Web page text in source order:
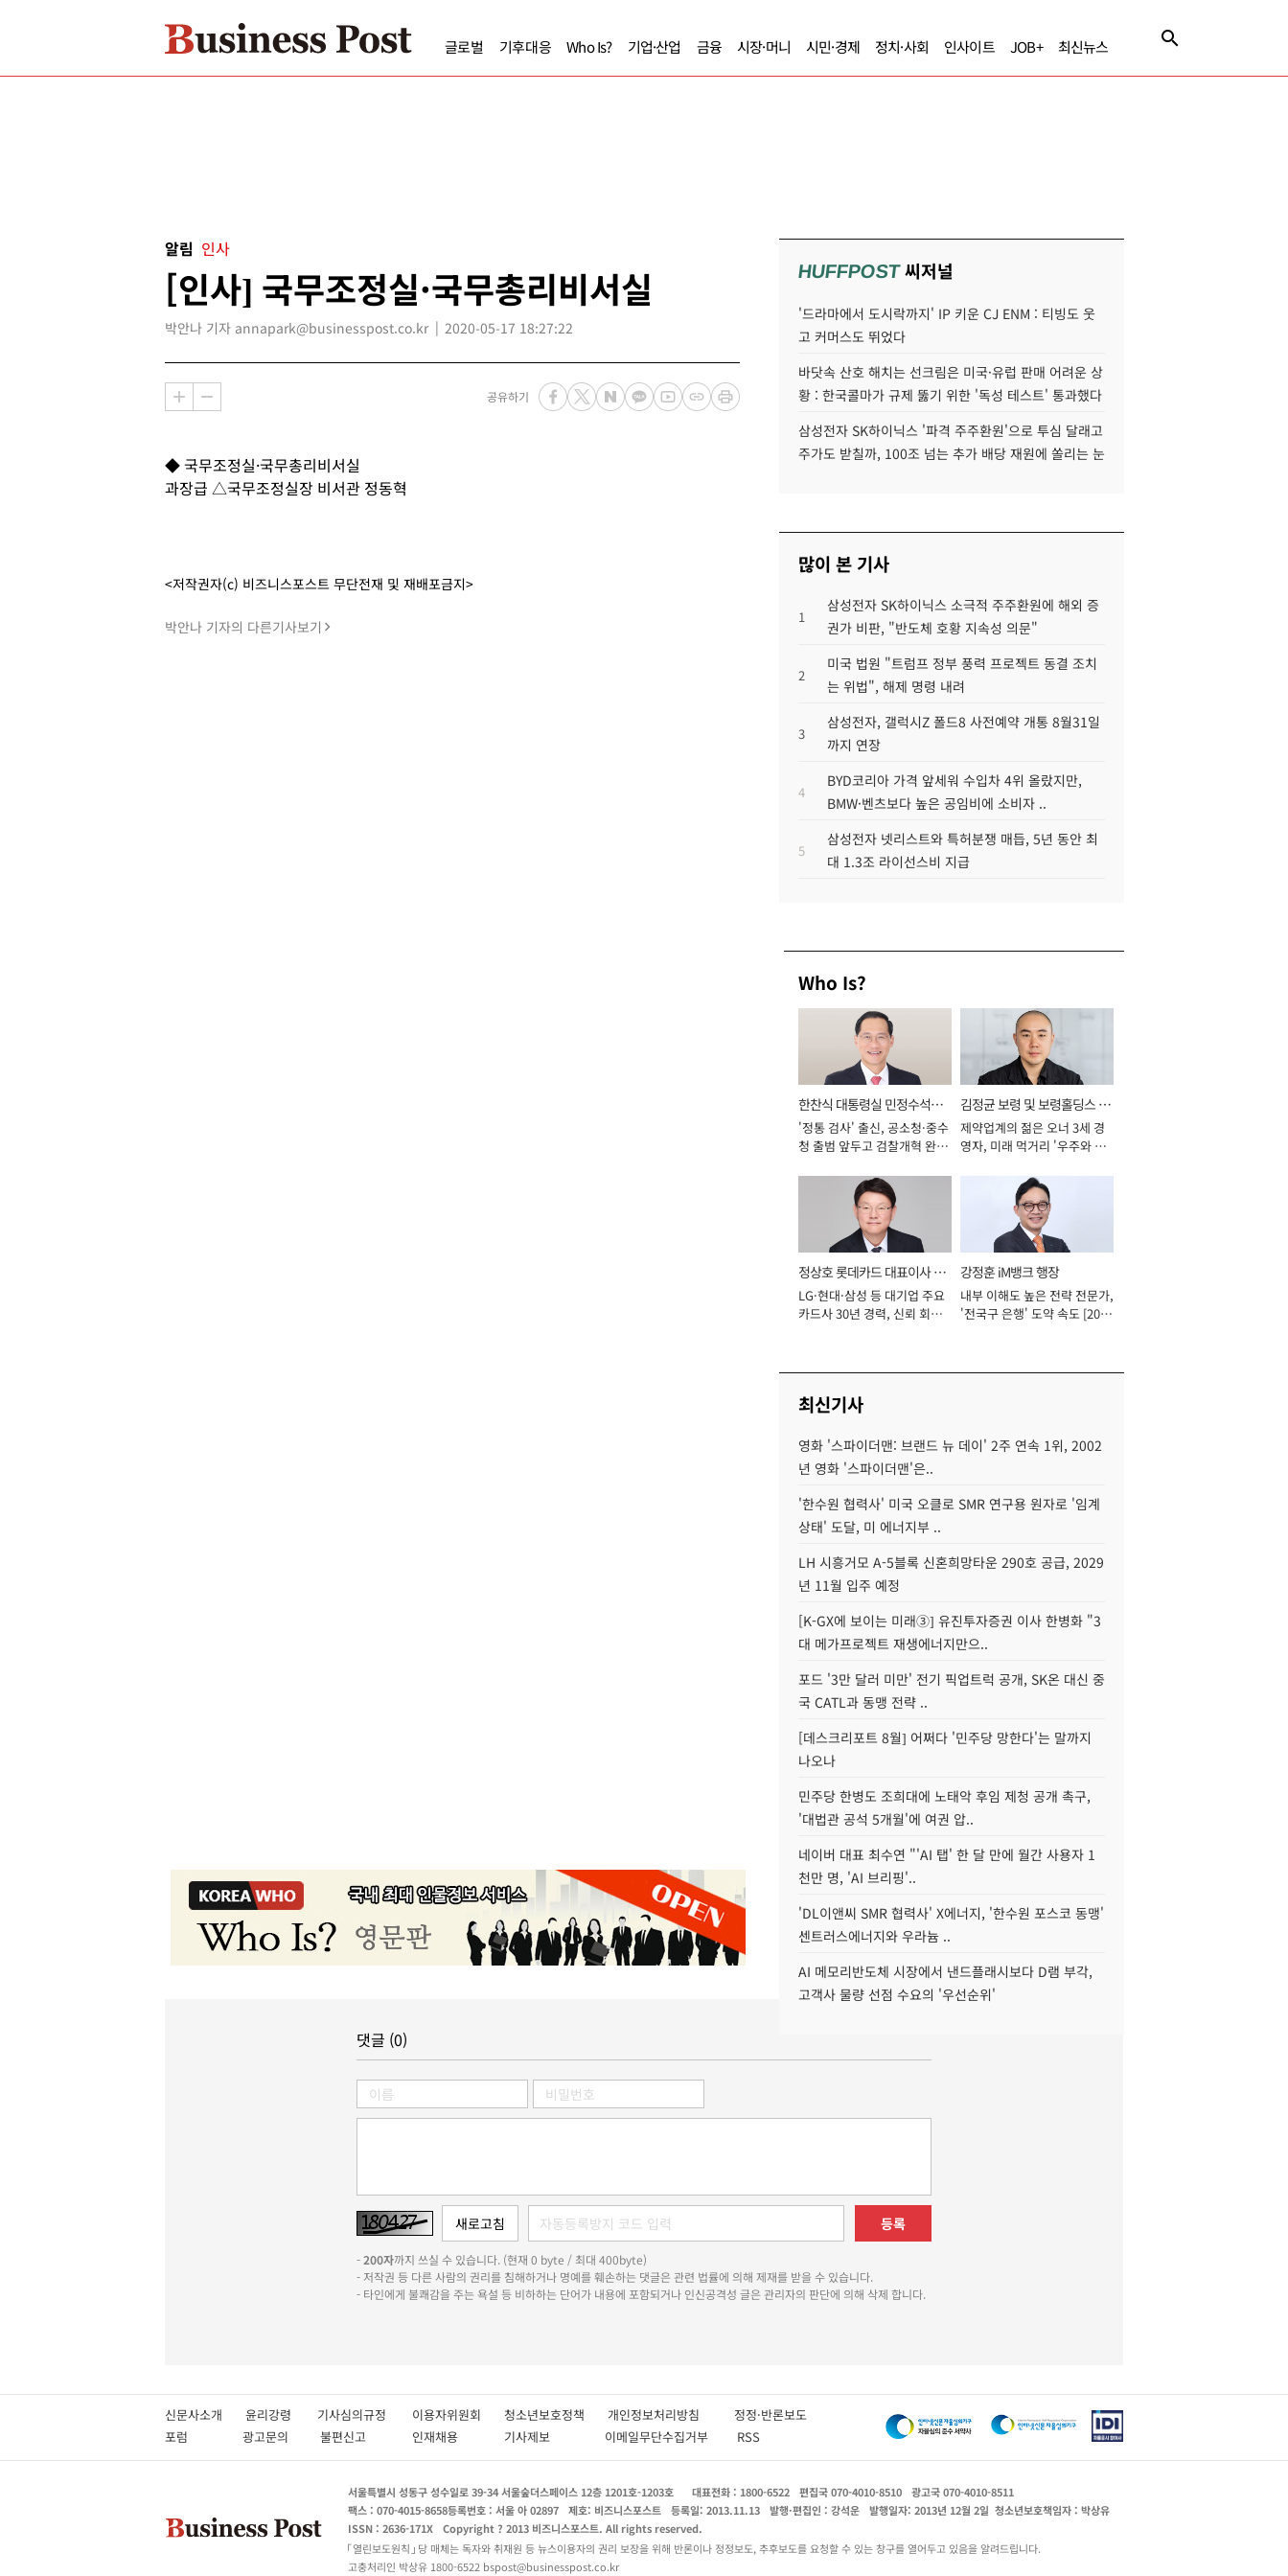
글로벌 기후대응 Who Is? 기업·산업 금융 시장·머니 시민·경제 정치·사회 인사이트 JOB+ 최신뉴스
알림 인사
[인사] 국무조정실·국무총리비서실
박안나 기자 annapark@businesspost.co.kr 2020-05-17 18:27:22
공유하기
◆ 국무조정실·국무총리비서실
과장급 △국무조정실장 비서관 정동혁
<저작권자(c) 비즈니스포스트 무단전재 및 재배포금지>
박안나 기자의 다른기사보기
HUFFPOST씨저널
'드라마에서 도시락까지' IP 키운 CJ ENM : 티빙도 웃
고 커머스도 뛰었다
바닷속 산호 해치는 선크림은 미국·유럽 판매 어려운 상
황 : 한국콜마가 규제 뚫기 위한 '독성 테스트' 통과했다
삼성전자 SK하이닉스 '파격 주주환원'으로 투심 달래고
주가도 받칠까, 100조 넘는 추가 배당 재원에 쏠리는 눈
많이 본 기사
1
삼성전자 SK하이닉스 소극적 주주환원에 해외 증
권가 비판, "반도체 호황 지속성 의문"
2
미국 법원 "트럼프 정부 풍력 프로젝트 동결 조치
는 위법", 해제 명령 내려
3
삼성전자, 갤럭시Z 폴드8 사전예약 개통 8월31일
까지 연장
4
BYD코리아 가격 앞세워 수입차 4위 올랐지만,
BMW·벤츠보다 높은 공임비에 소비자 ..
5
삼성전자 넷리스트와 특허분쟁 매듭, 5년 동안 최
대 1.3조 라이선스비 지급
Who Is?
한찬식 대통령실 민정수석비
서관
'정통 검사' 출신, 공소청·중수
청 출범 앞두고 검찰개혁 완수
김정균 보령 및 보령홀딩스 대
표이사 사장
제약업계의 젊은 오너 3세 경
영자, 미래 먹거리 '우주와 헬
정상호 롯데카드 대표이사 사
장
LG·현대·삼성 등 대기업 주요
카드사 30년 경력, 신뢰 회복
강정훈 iM뱅크 행장
내부 이해도 높은 전략 전문가,
'전국구 은행' 도약 속도 [2026
최신기사
영화 '스파이더맨: 브랜드 뉴 데이' 2주 연속 1위, 2002
년 영화 '스파이더맨'은..
'한수원 협력사' 미국 오클로 SMR 연구용 원자로 '임계
상태' 도달, 미 에너지부 ..
LH 시흥거모 A-5블록 신혼희망타운 290호 공급, 2029
년 11월 입주 예정
[K-GX에 보이는 미래③] 유진투자증권 이사 한병화 "3
대 메가프로젝트 재생에너지만으..
포드 '3만 달러 미만' 전기 픽업트럭 공개, SK온 대신 중
국 CATL과 동맹 전략 ..
[데스크리포트 8월] 어쩌다 '민주당 망한다'는 말까지
나오나
민주당 한병도 조희대에 노태악 후임 제청 공개 촉구,
'대법관 공석 5개월'에 여권 압..
네이버 대표 최수연 "'AI 탭' 한 달 만에 월간 사용자 1
천만 명, 'AI 브리핑'..
'DL이앤씨 SMR 협력사' X에너지, '한수원 포스코 동맹'
센트러스에너지와 우라늄 ..
AI 메모리반도체 시장에서 낸드플래시보다 D램 부각,
고객사 물량 선점 수요의 '우선순위'
댓글 (0)
등록
-200자까지 쓰실 수 있습니다. (현재 0 byte / 최대 400byte)
- 저작권 등 다른 사람의 권리를 침해하거나 명예를 훼손하는 댓글은 관련 법률에 의해 제재를 받을 수 있습니다.
- 타인에게 불쾌감을 주는 욕설 등 비하하는 단어가 내용에 포함되거나 인신공격성 글은 관리자의 판단에 의해 삭제 합니다.
신문사소개 윤리강령 기사심의규정 이용자위원회 청소년보호정책 개인정보처리방침 정정·반론보도
포럼
광고문의 불편신고 인재채용 기사제보 이메일무단수집거부 RSS
서울특별시 성동구 성수일로 39-34 서울숲더스페이스 12층 1201호-1203호 대표전화 : 1800-6522 편집국 070-4010-8510
광고국 070-4010-8511
팩스 : 070-4015-8658등록번호 : 서울 아 02897 제호: 비즈니스포스트 등록일: 2013.11.13 발행·편집인 : 강석운 발행일자: 2013년 12월 2일 청소년보호책임자 : 박상유
ISSN : 2636-171X
Copyright ? 2013 비즈니스포스트. All rights reserved.
열린보도원칙
당 매체는 독자와 취재원 등 뉴스이용자의 권리 보장을 위해 반론이나 정정보도, 추후보도를 요청할 수 있는 창구를 열어두고 있음을 알려드립니다.
고충처리인 박상유 1800-6522 bspost@businesspost.co.kr